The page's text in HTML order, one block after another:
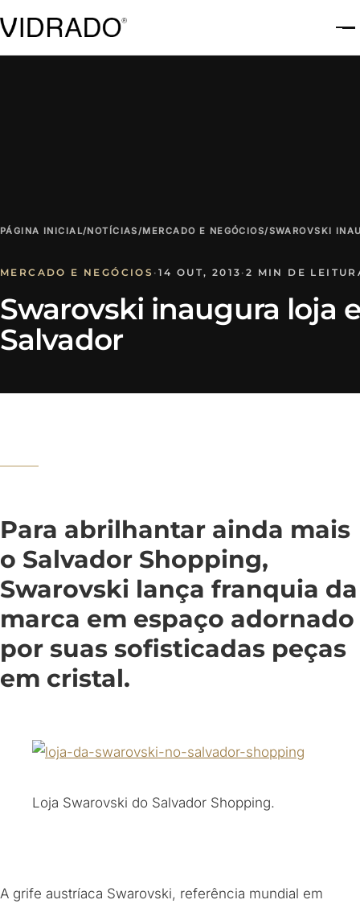
PÁGINA INICIAL/NOTÍCIAS/MERCADO E NEGÓCIOS/SWAROVSKI
MERCADO E NEGÓCIOS · 14 OUT, 2013 · 2 MIN DE
Swarovski inaugura loja
Salvador
Para abrilhantar ainda mais
o Salvador Shopping,
Swarovski lança franquia da
marca em espaço adornado
por suas sofisticadas peças
em cristal.
Loja Swarovski do Salvador Shopping.
A grife austríaca Swarovski, referência mundial em